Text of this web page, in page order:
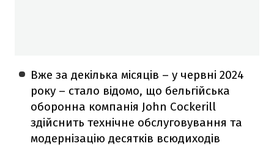
Вже за декілька місяців – у червні 2024
року – стало відомо, що бельгійська
оборонна компанія John Cockerill
здійснить технічне обслуговування та
модернізацію десятків всюдиходів